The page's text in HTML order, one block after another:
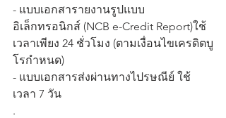
- แบบเอกสารายงานรูปแบบ
อิเล็กทรอนิกส์ (NCB e-Credit Report)ใช้
เวลาเพียง 24 ชั่วโมง (ตามเงื่อนไขเครดิตบู
โรกำหนด)
- แบบเอกสารส่งผ่านทางไปรษณีย์ ใช้
เวลา 7 วัน
.